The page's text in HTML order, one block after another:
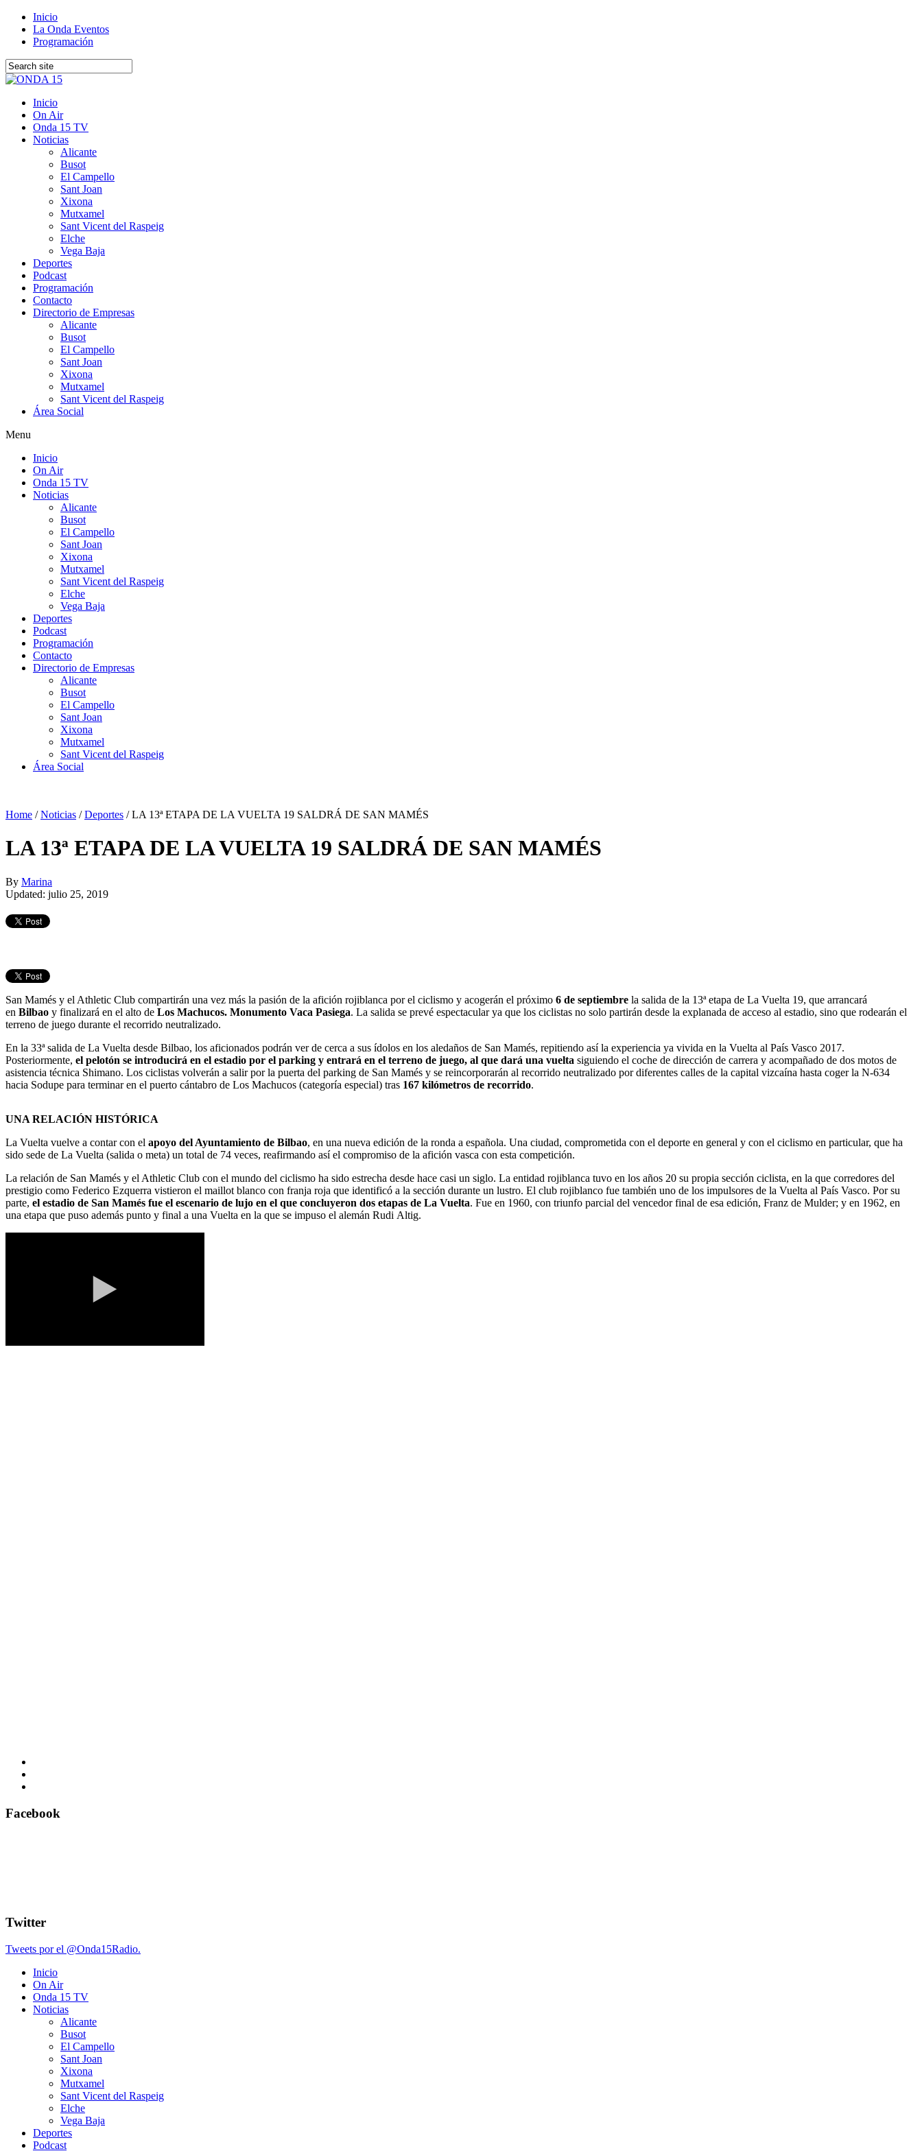
Inicio
La Onda Eventos
Programación
Inicio
On Air
Onda 15 TV
Noticias
Alicante
Busot
El Campello
Sant Joan
Xixona
Mutxamel
Sant Vicent del Raspeig
Elche
Vega Baja
Deportes
Podcast
Programación
Contacto
Directorio de Empresas
Alicante
Busot
El Campello
Sant Joan
Xixona
Mutxamel
Sant Vicent del Raspeig
Área Social
Menu
Inicio
On Air
Onda 15 TV
Noticias
Alicante
Busot
El Campello
Sant Joan
Xixona
Mutxamel
Sant Vicent del Raspeig
Elche
Vega Baja
Deportes
Podcast
Programación
Contacto
Directorio de Empresas
Alicante
Busot
El Campello
Sant Joan
Xixona
Mutxamel
Sant Vicent del Raspeig
Área Social
Home /Noticias /Deportes /LA 13ª ETAPA DE LA VUELTA 19 SALDRÁ DE SAN MAMÉS
LA 13ª ETAPA DE LA VUELTA 19 SALDRÁ DE SAN MAMÉS
By Marina
Updated: julio 25, 2019
San Mamés y el Athletic Club compartirán una vez más la pasión de la afición rojiblanca por el ciclismo y acogerán el próximo 6 de septiembre la salida de la 13ª etapa de La Vuelta 19, que arrancará
en Bilbao y finalizará en el alto de Los Machucos. Monumento Vaca Pasiega. La salida se prevé espectacular ya que los ciclistas no solo partirán desde la explanada de acceso al estadio, sino que rodearán el
terreno de juego durante el recorrido neutralizado.
En la 33ª salida de La Vuelta desde Bilbao, los aficionados podrán ver de cerca a sus ídolos en los aledaños de San Mamés, repitiendo así la experiencia ya vivida en la Vuelta al País Vasco 2017.
Posteriormente, el pelotón se introducirá en el estadio por el parking y entrará en el terreno de juego, al que dará una vuelta siguiendo el coche de dirección de carrera y acompañado de dos motos de
asistencia técnica Shimano. Los ciclistas volverán a salir por la puerta del parking de San Mamés y se reincorporarán al recorrido neutralizado por diferentes calles de la capital vizcaína hasta coger la N-634
hacia Sodupe para terminar en el puerto cántabro de Los Machucos (categoría especial) tras 167 kilómetros de recorrido.
UNA RELACIÓN HISTÓRICA
La Vuelta vuelve a contar con el apoyo del Ayuntamiento de Bilbao, en una nueva edición de la ronda a española. Una ciudad, comprometida con el deporte en general y con el ciclismo en particular, que ha
sido sede de La Vuelta (salida o meta) un total de 74 veces, reafirmando así el compromiso de la afición vasca con esta competición.
La relación de San Mamés y el Athletic Club con el mundo del ciclismo ha sido estrecha desde hace casi un siglo. La entidad rojiblanca tuvo en los años 20 su propia sección ciclista, en la que corredores del
prestigio como Federico Ezquerra vistieron el maillot blanco con franja roja que identificó a la sección durante un lustro. El club rojiblanco fue también uno de los impulsores de la Vuelta al País Vasco. Por su
parte, el estadio de San Mamés fue el escenario de lujo en el que concluyeron dos etapas de La Vuelta. Fue en 1960, con triunfo parcial del vencedor final de esa edición, Franz de Mulder; y en 1962, en
una etapa que puso además punto y final a una Vuelta en la que se impuso el alemán Rudi Altig.
Facebook
Twitter
Tweets por el @Onda15Radio.
Inicio
On Air
Onda 15 TV
Noticias
Alicante
Busot
El Campello
Sant Joan
Xixona
Mutxamel
Sant Vicent del Raspeig
Elche
Vega Baja
Deportes
Podcast